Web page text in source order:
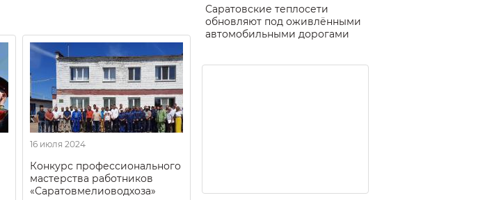
16 июля 2024
Конкурс профессионального
мастерства работников
«Саратовмелиоводхоза»
Саратовские теплосети
обновляют под оживлёнными
автомобильными дорогами